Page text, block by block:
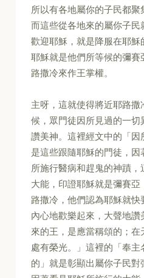
所以有各地屬你的子民都聚
而這些從各地來的屬你子
歡迎耶穌，就是降服在耶
耶穌就是他們所等候的彌
路撒冷來作王掌權。
主呀，這就使得將近耶路
候，眾門徒因所見過的一
讚美神。這裡經文中的「
是這些跟隨耶穌的門徒，
所施行醫病和趕鬼的神蹟
大能，印證耶穌就是彌賽
路撒冷，他們認為耶穌就快
內心地歡樂起來，大聲地讚
來的王，是應當稱頌的；在
處有榮光。」這裡的「奉
的」就是彰顯出屬你子民